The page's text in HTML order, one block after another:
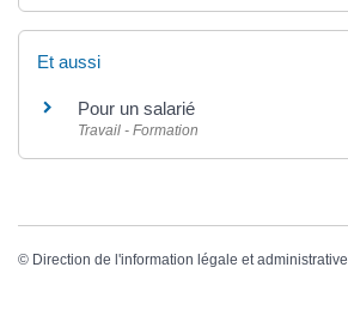
Et aussi
Pour un salarié
Travail - Formation
© Direction de l'information légale et administrative